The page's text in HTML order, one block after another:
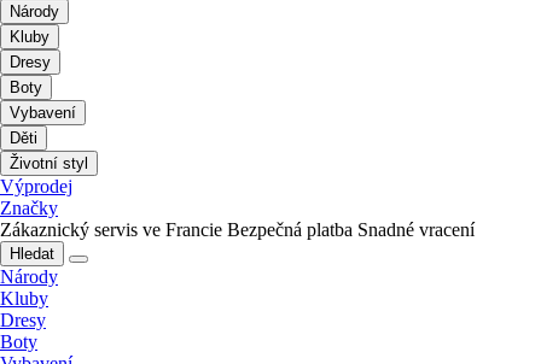
Národy
Kluby
Dresy
Boty
Vybavení
Děti
Životní styl
Výprodej
Značky
Zákaznický servis ve Francie Bezpečná platba Snadné vracení
Hledat
Národy
Kluby
Dresy
Boty